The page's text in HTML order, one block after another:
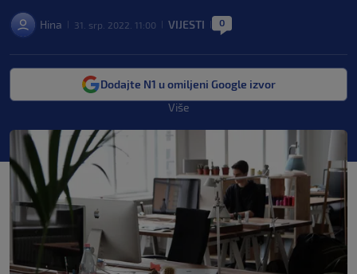
Hina 31. srp. 2022. 11:00 VIJESTI 0
Dodajte N1 u omiljeni Google izvor
Više